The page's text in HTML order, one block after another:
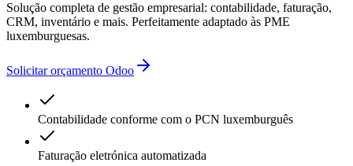
Solução completa de gestão empresarial: contabilidade, faturação,
CRM, inventário e mais. Perfeitamente adaptado às PME
luxemburguesas.
Solicitar orçamento Odoo
Contabilidade conforme com o PCN luxemburguês
Faturação eletrónica automatizada